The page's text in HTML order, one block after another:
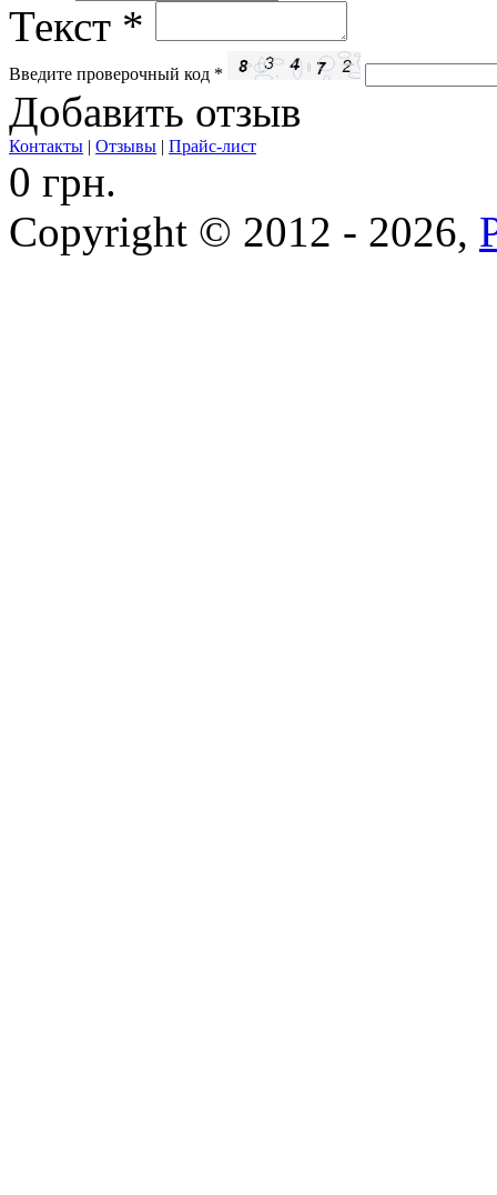
Текст *
Введите проверочный код *
Добавить отзыв
Контакты | Отзывы | Прайс-лист
0 грн.
Copyright © 2012 - 2026,